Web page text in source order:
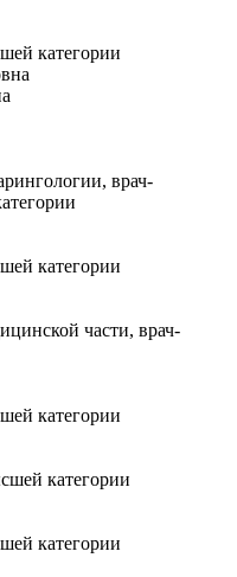
категории
врач-
категории
части, врач-
категории
категории
категории